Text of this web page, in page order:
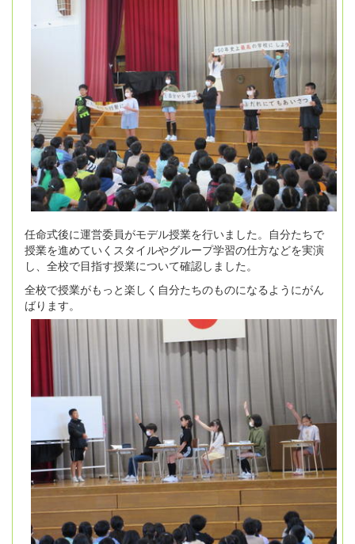
任命式後に運営委員がモデル授業を行いました。自分たちで
授業を進めていくスタイルやグループ学習の仕方などを実演
し、全校で目指す授業について確認しました。
全校で授業がもっと楽しく自分たちのものになるようにがん
ばります。